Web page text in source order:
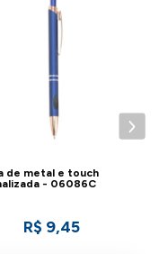
de metal e touch
- 06086C
R$ 9,45